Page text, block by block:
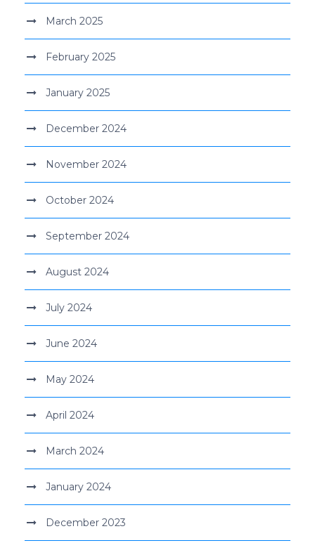
March 2025
February 2025
January 2025
December 2024
November 2024
October 2024
September 2024
August 2024
July 2024
June 2024
May 2024
April 2024
March 2024
January 2024
December 2023